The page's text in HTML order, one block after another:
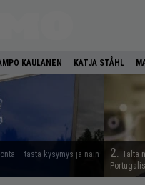
KAULANEN KATJA STÅHL
– tästä kysymys ja näin
2. Tältä